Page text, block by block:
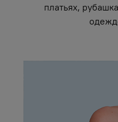
платьях,